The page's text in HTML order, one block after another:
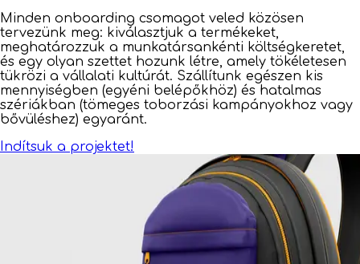
Minden onboarding csomagot veled közösen
tervezünk meg: kiválasztjuk a termékeket,
meghatározzuk a munkatársankénti költségkeretet,
és egy olyan szettet hozunk létre, amely tökéletesen
tükrözi a vállalati kultúrát. Szállítunk egészen kis
mennyiségben (egyéni belépőkhöz) és hatalmas
szériákban (tömeges toborzási kampányokhoz vagy
bővüléshez) egyaránt.
Indítsuk a projektet!